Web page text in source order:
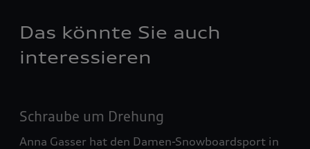
Das könnte Sie auch
interessieren
Schraube um Drehung
Anna Gasser hat den Damen-Snowboardsport in